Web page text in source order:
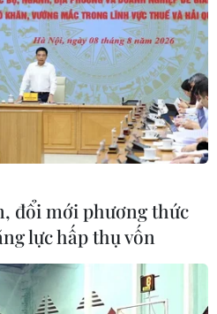
đổi mới phương thức
lực hấp thụ vốn